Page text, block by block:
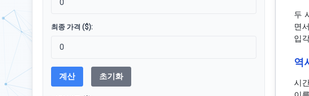
최종 가격 ($):
계산 초기화
두
면
입
역
시